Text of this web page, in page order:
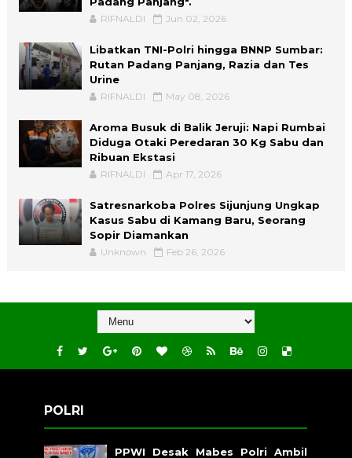
RIFNALDI Jun 02, 2026
Libatkan TNI-Polri hingga BNNP Sumbar:
Rutan Padang Panjang, Razia dan Tes
Urine
RIFNALDI May 08, 2026
Aroma Busuk di Balik Jeruji: Napi Rumbai
Diduga Otaki Peredaran 30 Kg Sabu dan
Ribuan Ekstasi
RIFNALDI Apr 17, 2026
Satresnarkoba Polres Sijunjung Ungkap
Kasus Sabu di Kamang Baru, Seorang
Sopir Diamankan
Unknown Feb 26, 2026
POLRI
PPWI Desak Mabes Polri Ambil